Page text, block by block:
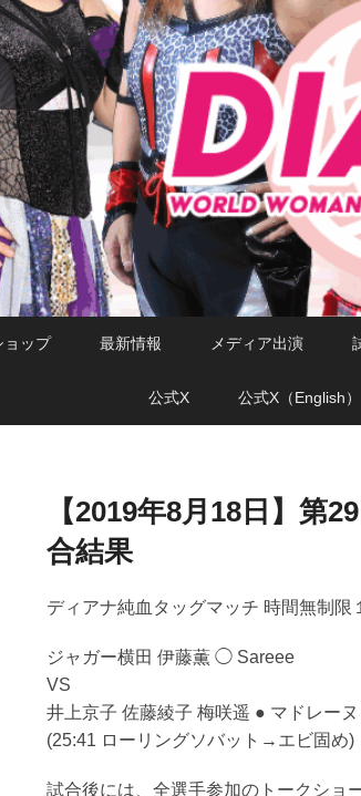
ョップ 最新情報 メディア出演
公式X 公式X（English）
【2019年8月18日】第
合結果
ディアナ純血タッグマッチ 時間無制限
ジャガー横田 伊藤薫 ◯ Sareee
VS
井上京子 佐藤綾子 梅咲遥 ● マドレーヌ
(25:41 ローリングソバット→エビ固め)
試合後には、全選手参加のトークショ